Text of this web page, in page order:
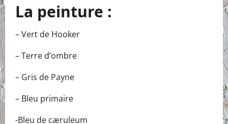
La peinture :
– Vert de Hooker
– Terre d’ombre
– Gris de Payne
– Bleu primaire
-Bleu de cæruleum